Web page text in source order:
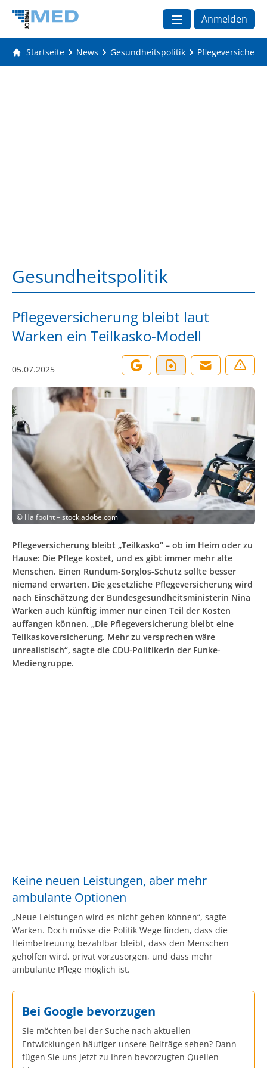
Anmelden
Startseite News Gesundheitspolitik
Gesundheitspolitik
Pflegeversicherung bleibt laut
Warken ein Teilkasko-Modell
05.07.2025
© Halfpoint – stock.adobe.com
Pflegeversicherung bleibt „Teilkasko“ – ob im Heim oder zu
Hause: Die Pflege kostet, und es gibt immer mehr alte
Menschen. Einen Rundum-Sorglos-Schutz sollte besser
niemand erwarten. Die gesetzliche Pflegeversicherung wird
nach Einschätzung der Bundesgesundheitsministerin Nina
Warken auch künftig immer nur einen Teil der Kosten
auffangen können. „Die Pflegeversicherung bleibt eine
Teilkaskoversicherung. Mehr zu versprechen wäre
unrealistisch“, sagte die CDU-Politikerin der Funke-
Mediengruppe.
Keine neuen Leistungen, aber mehr
ambulante Optionen
„Neue Leistungen wird es nicht geben können“, sagte
Warken. Doch müsse die Politik Wege finden, dass die
Heimbetreuung bezahlbar bleibt, dass den Menschen
geholfen wird, privat vorzusorgen, und dass mehr
ambulante Pflege möglich ist.
Bei Google bevorzugen
Sie möchten bei der Suche nach aktuellen
Entwicklungen häufiger unsere Beiträge sehen? Dann
fügen Sie uns jetzt zu Ihren bevorzugten Quellen